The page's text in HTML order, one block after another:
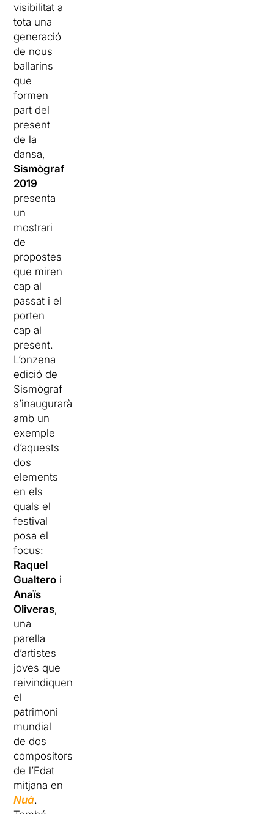
visibilitat a
tota una
generació
de nous
ballarins
que
formen
part del
present
de la
dansa,
Sismògraf
2019
presenta
un
mostrari
de
propostes
que miren
cap al
passat i el
porten
cap al
present.
L’onzena
edició de
Sismògraf
s’inaugurarà
amb un
exemple
d’aquests
dos
elements
en els
quals el
festival
posa el
focus:
Raquel
Gualtero i
Anaïs
Oliveras,
una
parella
d’artistes
joves que
reivindiquen
el
patrimoni
mundial
de dos
compositors
de l’Edat
mitjana en
Nuà.